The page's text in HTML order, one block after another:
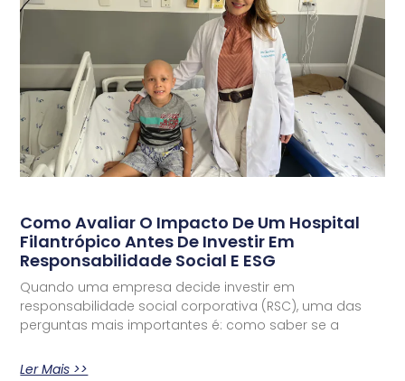
Como Avaliar O Impacto De Um Hospital
Filantrópico Antes De Investir Em
Responsabilidade Social E ESG
Quando uma empresa decide investir em
responsabilidade social corporativa (RSC), uma das
perguntas mais importantes é: como saber se a
Ler Mais >>